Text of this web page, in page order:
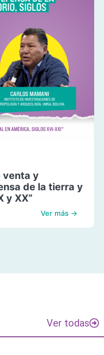
venta y
de la tierra y
y XX”
Ver más →
Ver todas